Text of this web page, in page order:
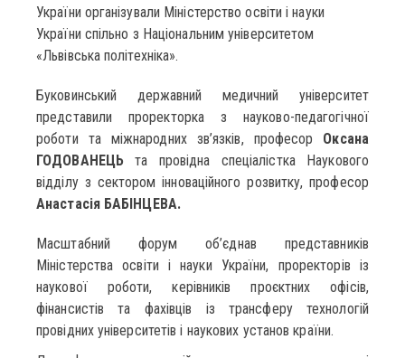
України організували Міністерство освіти і науки
України спільно з Національним університетом
«Львівська політехніка».
Буковинський державний медичний університет
представили проректорка з науково-педагогічної
роботи та міжнародних зв’язків, професор Оксана
ГОДОВАНЕЦЬ та провідна спеціалістка Наукового
відділу з сектором інноваційного розвитку, професор
Анастасія БАБІНЦЕВА.
Масштабний форум об’єднав представників
Міністерства освіти і науки України, проректорів із
наукової роботи, керівників проєктних офісів,
фінансистів та фахівців із трансферу технологій
провідних університетів і наукових установ країни.